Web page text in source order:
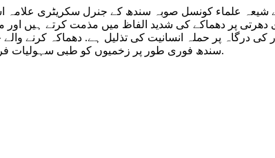
شیعہ علماء کونسل صوبہ سندھ کے جنرل سکریٹری علامہ
پر دھماکے کی شدید الفاظ میں مذمت کرتے ہیں اور
کی درگاہ پر حملہ انسانیت کی تذلیل ہے. دھماکہ کرنے
سندھ فوری طور پر زخمیوں کو طبی سہولیات فراہم کرے اور رینجرز کو اختیار دیا جائے وہ اندرون سندھ میں دہشتگردوں کے خلاف آپریشن کریں.